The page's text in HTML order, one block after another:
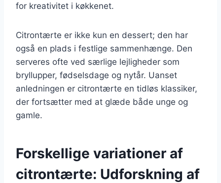
for kreativitet i køkkenet.
Citrontærte er ikke kun en dessert; den har
også en plads i festlige sammenhænge. Den
serveres ofte ved særlige lejligheder som
bryllupper, fødselsdage og nytår. Uanset
anledningen er citrontærte en tidløs klassiker,
der fortsætter med at glæde både unge og
gamle.
Forskellige variationer af
citrontærte: Udforskning af